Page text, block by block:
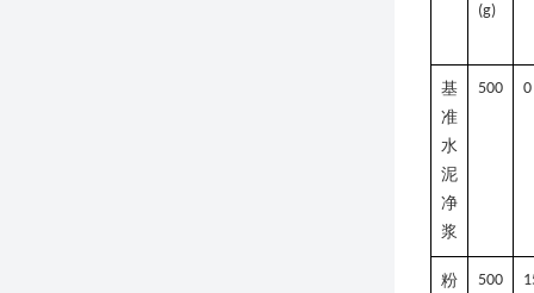
(g)
基
准
水
泥
净
浆
500 0
粉
500